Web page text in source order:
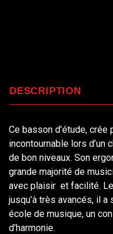
DESCRIPTION
Ce basson d’étude, crée
incontournable lors d’un
de bon niveaux. Son
grande majorité de
avec plaisir et facilité.
jusqu’à très avancés, il
école de musique, un
d’harmonie.